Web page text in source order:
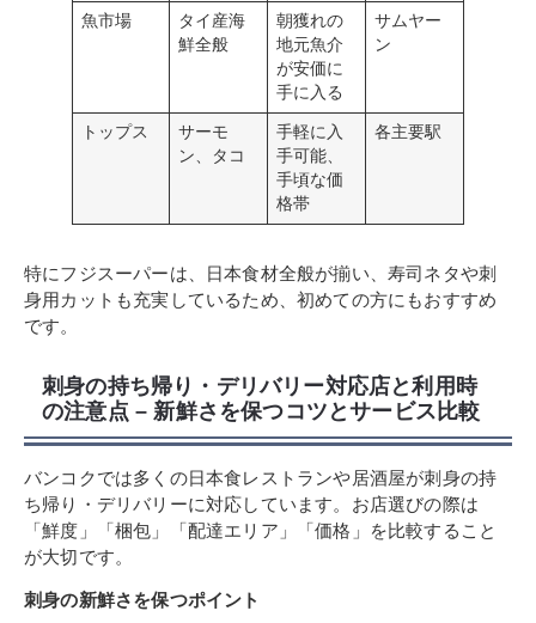
魚市場
タイ産海
鮮全般
朝獲れの
地元魚介
が安価に
手に入る
サムヤー
ン
トップス
サーモ
ン、タコ
手軽に入
手可能、
手頃な価
格帯
各主要駅
特にフジスーパーは、日本食材全般が揃い、寿司ネタや刺
身用カットも充実しているため、初めての方にもおすすめ
です。
刺身の持ち帰り・デリバリー対応店と利用時
の注意点 – 新鮮さを保つコツとサービス比較
バンコクでは多くの日本食レストランや居酒屋が刺身の持
ち帰り・デリバリーに対応しています。お店選びの際は
「鮮度」「梱包」「配達エリア」「価格」を比較すること
が大切です。
刺身の新鮮さを保つポイント